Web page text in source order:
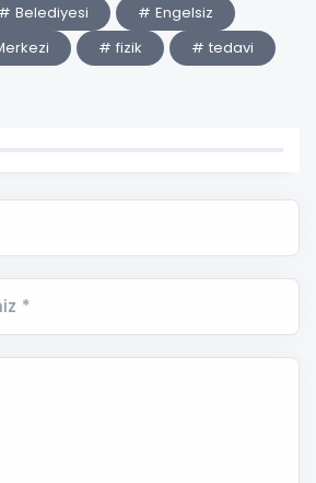
# Belediyesi
# Engelsiz
# fizik
# tedavi
*